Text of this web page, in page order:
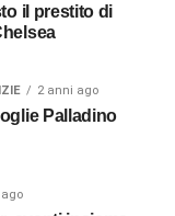
il prestito di
2 anni ago
Palladino